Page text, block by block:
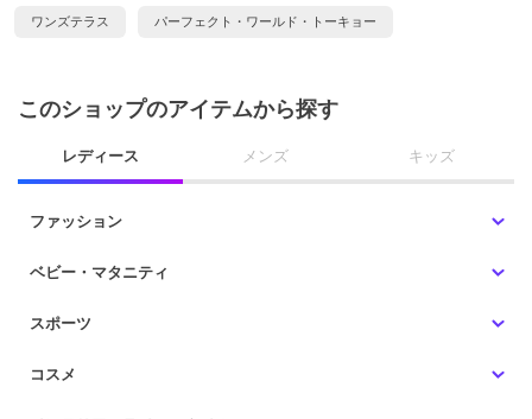
ワンズテラス パーフェクト・ワールド・トーキョー
このショップのアイテムから探す
レディース メンズ キッズ
ファッション
ベビー・マタニティ
スポーツ
コスメ